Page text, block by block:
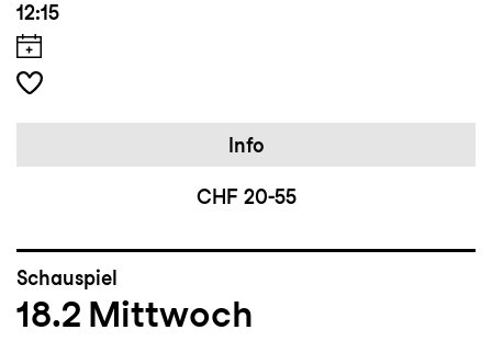
12:15
Info
CHF 20-55
Schauspiel
18.2 Mittwoch